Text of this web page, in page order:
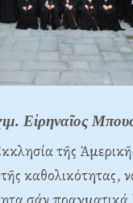
Εἰρηναῖος
τῆς
καθολικότητας,